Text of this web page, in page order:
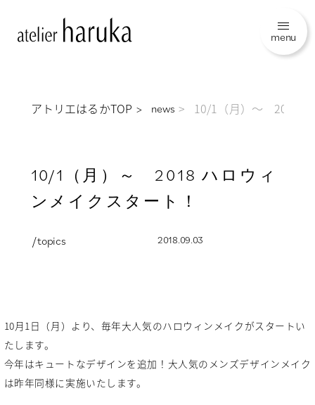
menu
アトリエはるかTOP news 10/1（月）～ 2018
10/1（月）～ 2018 ハロウィ
ンメイクスタート！
/ topics 2018.09.03
10月1日（月）より、毎年大人気のハロウィンメイクがスタートい
たします。
今年はキュートなデザインを追加！大人気のメンズデザインメイク
は昨年同様に実施いたします。